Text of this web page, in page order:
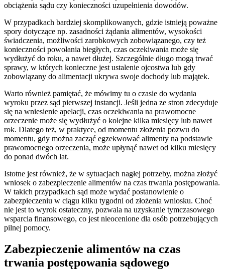
obciążenia sądu czy konieczności uzupełnienia dowodów.
W przypadkach bardziej skomplikowanych, gdzie istnieją poważne
spory dotyczące np. zasadności żądania alimentów, wysokości
świadczenia, możliwości zarobkowych zobowiązanego, czy też
konieczności powołania biegłych, czas oczekiwania może się
wydłużyć do roku, a nawet dłużej. Szczególnie długo mogą trwać
sprawy, w których konieczne jest ustalenie ojcostwa lub gdy
zobowiązany do alimentacji ukrywa swoje dochody lub majątek.
Warto również pamiętać, że mówimy tu o czasie do wydania
wyroku przez sąd pierwszej instancji. Jeśli jedna ze stron zdecyduje
się na wniesienie apelacji, czas oczekiwania na prawomocne
orzeczenie może się wydłużyć o kolejne kilka miesięcy lub nawet
rok. Dlatego też, w praktyce, od momentu złożenia pozwu do
momentu, gdy można zacząć egzekwować alimenty na podstawie
prawomocnego orzeczenia, może upłynąć nawet od kilku miesięcy
do ponad dwóch lat.
Istotne jest również, że w sytuacjach nagłej potrzeby, można złożyć
wniosek o zabezpieczenie alimentów na czas trwania postępowania.
W takich przypadkach sąd może wydać postanowienie o
zabezpieczeniu w ciągu kilku tygodni od złożenia wniosku. Choć
nie jest to wyrok ostateczny, pozwala na uzyskanie tymczasowego
wsparcia finansowego, co jest nieocenione dla osób potrzebujących
pilnej pomocy.
Zabezpieczenie alimentów na czas
trwania postępowania sądowego